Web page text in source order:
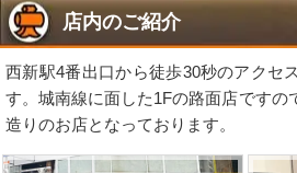
店内のご紹介
西新駅4番出口から徒歩30秒のアクセ
す。城南線に面した1Fの路面店ですの
造りのお店となっております。